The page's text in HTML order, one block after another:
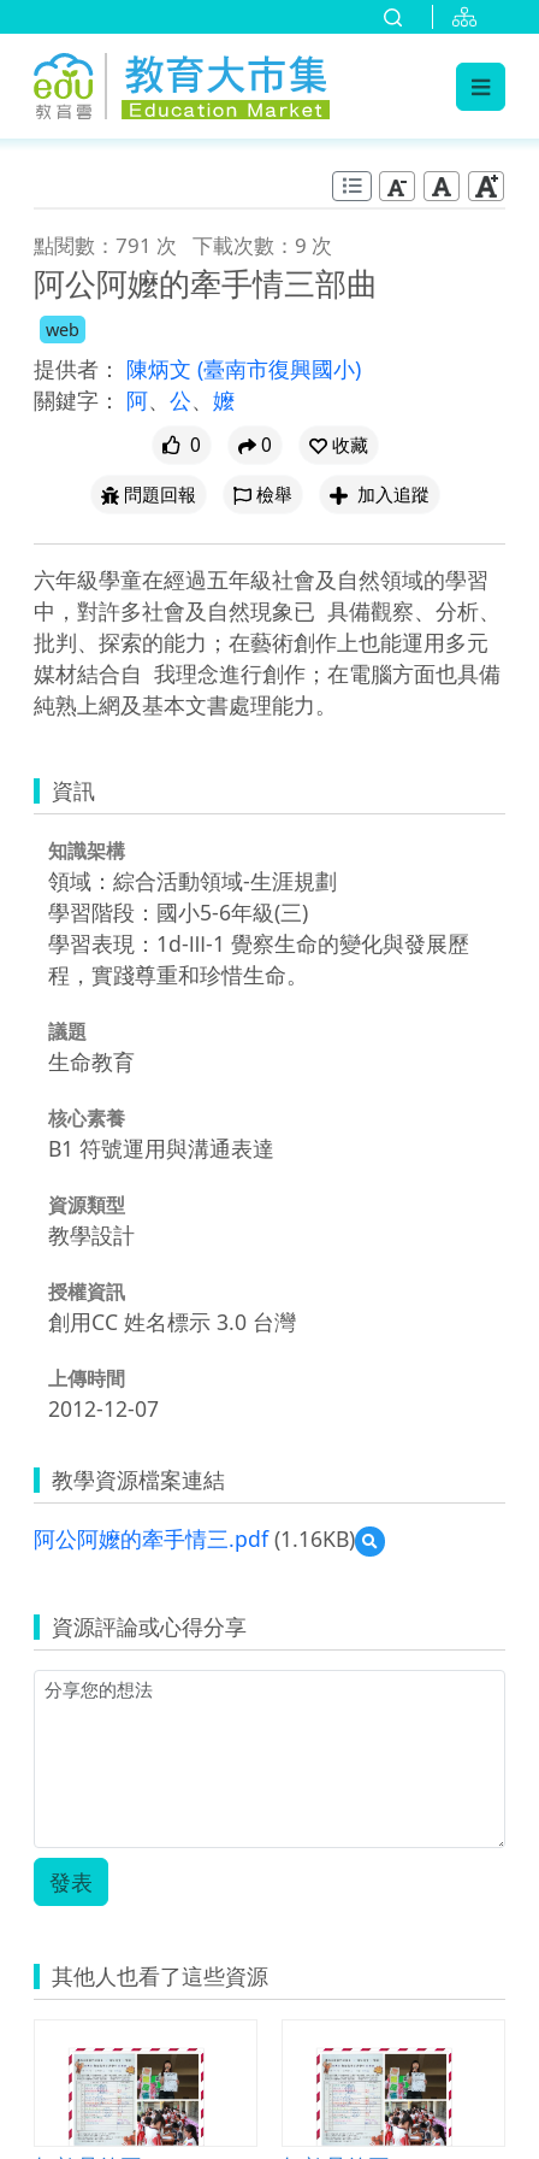
點閱數：791 次 下載次數：9 次
阿公阿嬤的牽手情三部曲
web
提供者： 陳炳文 (臺南市復興國小)
關鍵字： 阿、 公、 嬤
0 0
收藏
問題回報
檢舉 加入追蹤
六年級學童在經過五年級社會及自然領域的學習
中，對許多社會及自然現象已  具備觀察、分析、
批判、探索的能力；在藝術創作上也能運用多元
媒材結合自  我理念進行創作；在電腦方面也具備
純熟上網及基本文書處理能力。
資訊
知識架構
領域：綜合活動領域-生涯規劃
學習階段：國小5-6年級(三)
學習表現：1d-Ⅲ-1 覺察生命的變化與發展歷
程，實踐尊重和珍惜生命。
議題
生命教育
核心素養
B1 符號運用與溝通表達
資源類型
教學設計
授權資訊
創用CC 姓名標示 3.0 台灣
上傳時間
2012-12-07
教學資源檔案連結
阿公阿嬤的牽手情三.pdf(1.16KB)
預
覽
嬤
的
資源評論或心得分享
發表
其他人也看了這些資源